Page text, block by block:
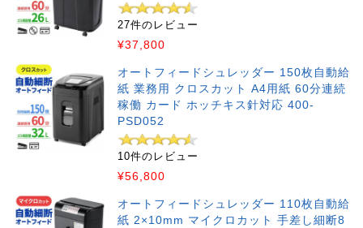
27件のレビュー
¥37,800
オートフィードシュレッダー 150枚自動給
紙 業務用 クロスカット A4用紙 60分連続
稼働 カード ホッチキス針対応 400-
PSD052
10件のレビュー
¥56,800
オートフィードシュレッダー 110枚自動給
紙 2×10mm マイクロカット 手差し細断8